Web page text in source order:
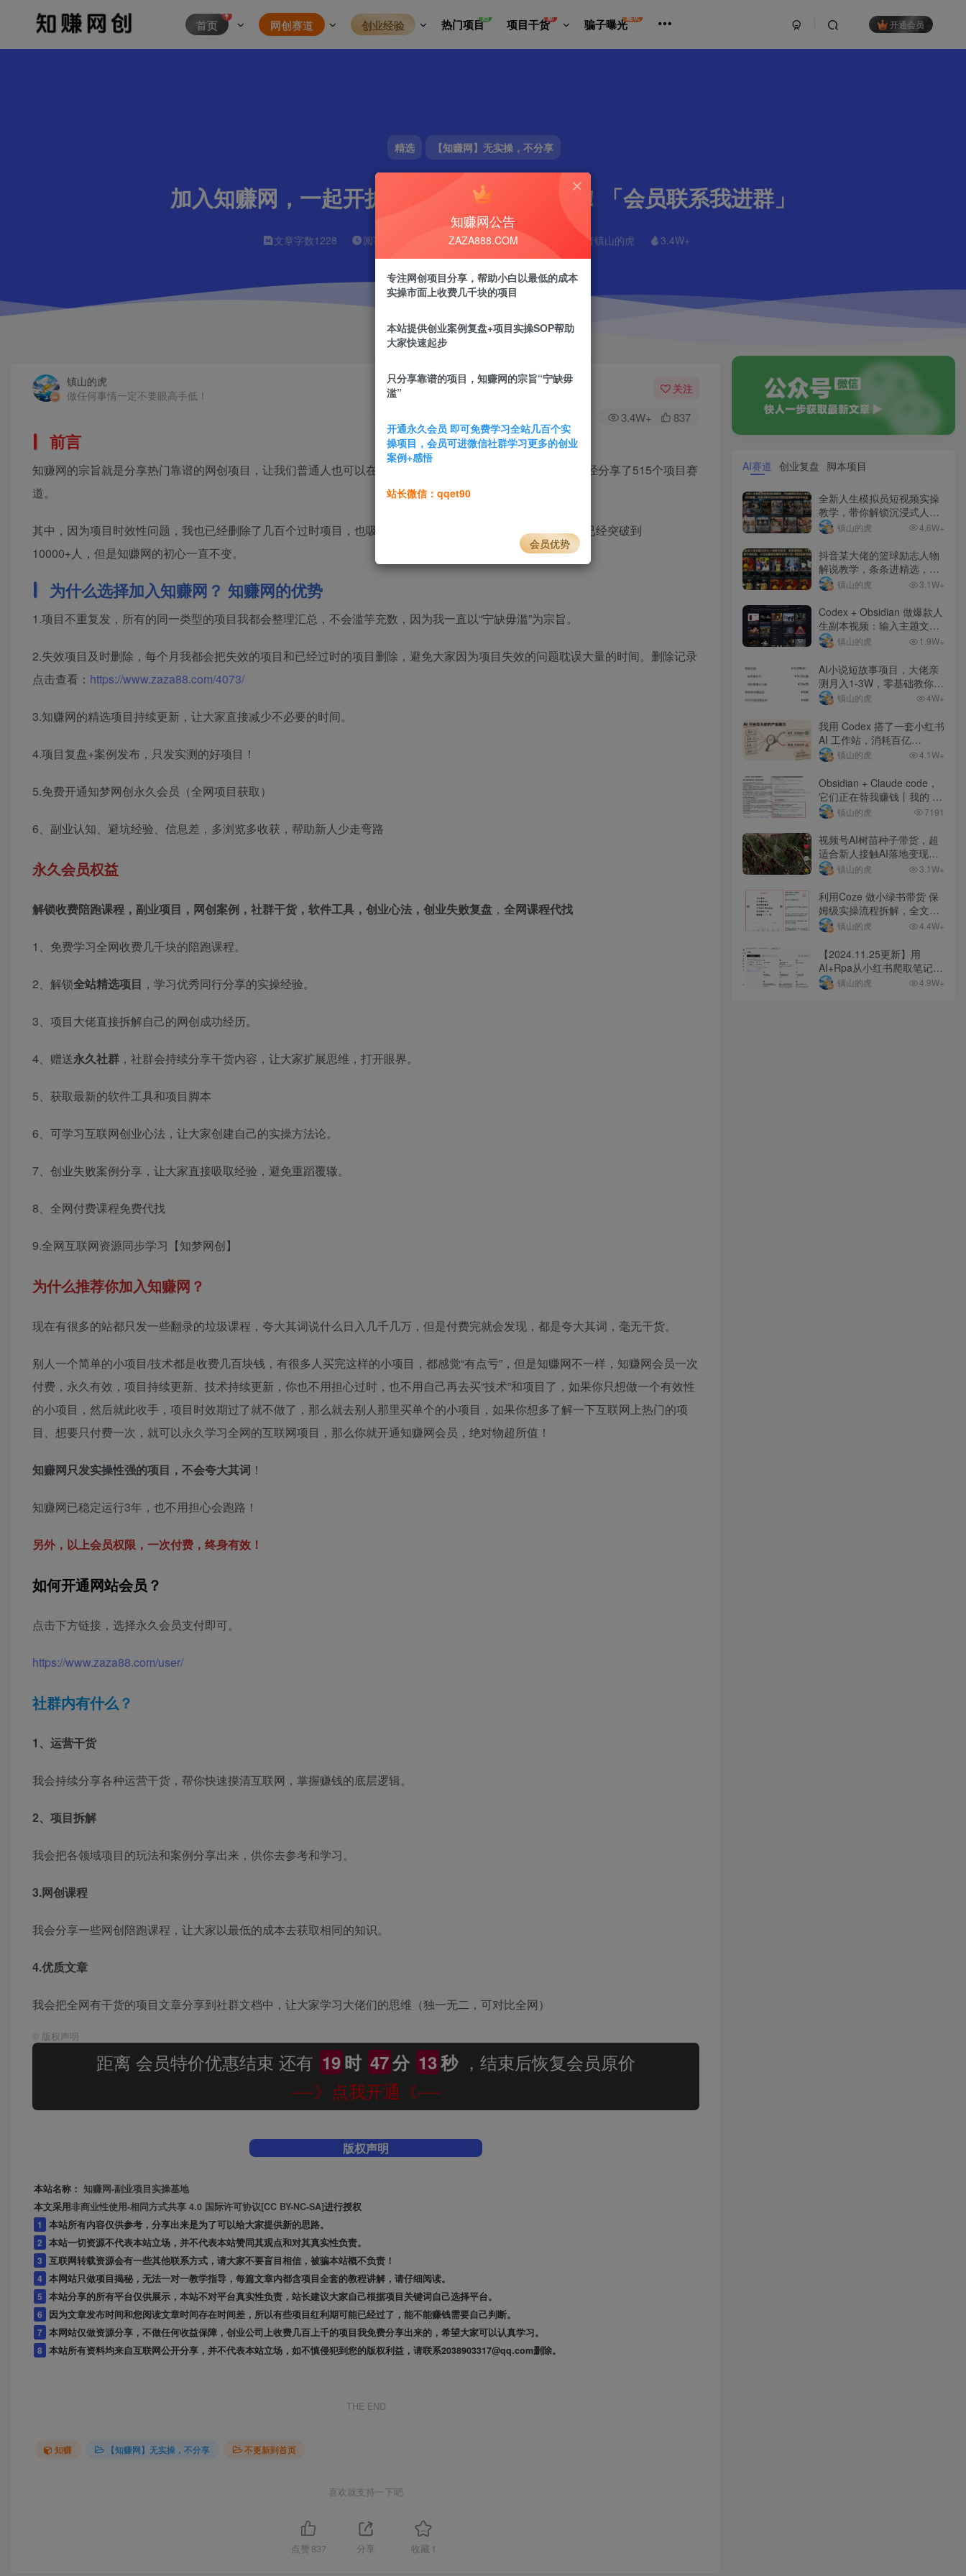
精选 【知赚网】无实操，不分享
加入知赚网，一起开扩思路，成为网创高手！「会员联系我进群」
文章字数1228 阅读耗时 更新时间2026-02-14 作者镇山的虎 3.4W+
首页 网创赛道 创业经验 热门项目热 项目干货新 骗子曝光避坑
开通会员
镇山的虎
做任何事情一定不要眼高手低！
关注
3.4W+ 837
前言
知赚网的宗旨就是分享热门靠谱的网创项目，让我们普通人也可以在网上掘金，截止到2025年5.23号知赚网已经分享了515个项目赛
道。
其中，因为项目时效性问题，我也已经删除了几百个过时项目，也吸引了很多同频的朋友，现如今知赚网成员已经突破到
10000+人，但是知赚网的初心一直不变。
为什么选择加入知赚网？ 知赚网的优势
1.项目不重复发，所有的同一类型的项目我都会整理汇总，不会滥竽充数，因为我一直以“宁缺毋滥”为宗旨。
2.失效项目及时删除，每个月我都会把失效的项目和已经过时的项目删除，避免大家因为项目失效的问题耽误大量的时间。删除记录
点击查看： https://www.zaza88.com/4073/
3.知赚网的精选项目持续更新，让大家直接减少不必要的时间。
4.项目复盘+案例发布，只发实测的好项目！
5.免费开通知梦网创永久会员（全网项目获取）
6、副业认知、避坑经验、信息差，多浏览多收获，帮助新人少走弯路
永久会员权益
解锁收费陪跑课程，副业项目，网创案例，社群干货，软件工具，创业心法，创业失败复盘 ， 全网课程代找
1、免费学习全网收费几千块的陪跑课程。
2、解锁全站精选项目 ，学习优秀同行分享的实操经验。
3、项目大佬直接拆解自己的网创成功经历。
4、赠送永久社群 ，社群会持续分享干货内容，让大家扩展思维，打开眼界。
5、获取最新的软件工具和项目脚本
6、可学习互联网创业心法，让大家创建自己的实操方法论。
7、创业失败案例分享，让大家直接吸取经验，避免重蹈覆辙。
8、全网付费课程免费代找
9.全网互联网资源同步学习【知梦网创】
为什么推荐你加入知赚网？
现在有很多的站都只发一些翻录的垃圾课程，夸大其词说什么日入几千几万，但是付费完就会发现，都是夸大其词，毫无干货。
别人一个简单的小项目/技术都是收费几百块钱，有很多人买完这样的小项目，都感觉“有点亏”，但是知赚网不一样，知赚网会员一次
付费，永久有效，项目持续更新、技术持续更新，你也不用担心过时，也不用自己再去买“技术”和项目了，如果你只想做一个有效性
的小项目，然后就此收手，项目时效期过了就不做了，那么就去别人那里买单个的小项目，如果你想多了解一下互联网上热门的项
目、想要只付费一次，就可以永久学习全网的互联网项目，那么你就开通知赚网会员，绝对物超所值！
知赚网只发实操性强的项目，不会夸大其词 ！
知赚网已稳定运行3年，也不用担心会跑路！
另外，以上会员权限，一次付费，终身有效！
如何开通网站会员？
点击下方链接，选择永久会员支付即可。
https://www.zaza88.com/user/
社群内有什么？
1、运营干货
我会持续分享各种运营干货，帮你快速摸清互联网，掌握赚钱的底层逻辑。
2、项目拆解
我会把各领域项目的玩法和案例分享出来，供你去参考和学习。
3.网创课程
我会分享一些网创陪跑课程，让大家以最低的成本去获取相同的知识。
4.优质文章
我会把全网有干货的项目文章分享到社群文档中，让大家学习大佬们的思维（独一无二，可对比全网）
© 版权声明
距离 会员特价优惠结束 还有 19时 47分 12秒，结束后恢复会员原价
----》点我开通《----
版权声明
本站名称： 知赚网-副业项目实操基地
本文采用非商业性使用-相同方式共享 4.0 国际许可协议[CC BY-NC-SA]进行授权
1
本站所有内容仅供参考，分享出来是为了可以给大家提供新的思路。
2 本站一切资源不代表本站立场，并不代表本站赞同其观点和对其真实性负责。
3 互联网转载资源会有一些其他联系方式，请大家不要盲目相信，被骗本站概不负责！
4 本网站只做项目揭秘，无法一对一教学指导，每篇文章内都含项目全套的教程讲解，请仔细阅读。
5 本站分享的所有平台仅供展示，本站不对平台真实性负责，站长建议大家自己根据项目关键词自己选择平台。
6
因为文章发布时间和您阅读文章时间存在时间差，所以有些项目红利期可能已经过了，能不能赚钱需要自己判断。
7 本网站仅做资源分享，不做任何收益保障，创业公司上收费几百上千的项目我免费分享出来的，希望大家可以认真学习。
8 本站所有资料均来自互联网公开分享，并不代表本站立场，如不慎侵犯到您的版权利益，请联系2038903317@qq.com删除。
THE END
知赚 【知赚网】无实操，不分享 不更新到首页
喜欢就支持一下吧
点赞 837 分享 收藏 1
AI赛道 创业复盘 脚本项目
全新人生模拟员短视频实操
教学，带你解锁沉浸式人生
副本创作赛道，解锁伙伴计
种收益
镇山的虎 4.6W+
抖音某大佬的篮球励志人物
解说教学，条条进精选，不
用出镜不用实拍，小白也能
家收益
镇山的虎 3.1W+
Codex + Obsidian 做爆款人
生副本视频：输入主题文
案，直通剪映草稿
镇山的虎 1.9W+
AI小说短故事项目，大佬亲
测月入1-3W，零基础教你用
AI批量产出优质短故事，实
现一稿多吃多渠道变现
镇山的虎 4W+
我用 Codex 搭了一套小红书
AI 工作站，消耗百亿
token，10 天变现 1w+
镇山的虎 4.1W+
Obsidian + Claude code，
它们正在替我赚钱丨我的 AI
知识库拆解
镇山的虎 7191
视频号AI树苗种子带货，超
适合新人接触AI落地变现项
目
镇山的虎 3.1W+
利用Coze 做小绿书带货 保
姆级实操流程拆解，全文
6000字+
镇山的虎 4.4W+
【2024.11.25更新】用
AI+Rpa从小红书爬取笔记，
支持公众号文章、小绿书一
键生成+自动配图+自动排版
镇山的虎 4.9W+
知赚网公告
ZAZA888.COM
专注网创项目分享，帮助小白以最低的成本
实操市面上收费几千块的项目
本站提供创业案例复盘+项目实操SOP帮助
大家快速起步
只分享靠谱的项目，知赚网的宗旨“宁缺毋
滥”
开通永久会员 即可免费学习全站几百个实
操项目，会员可进微信社群学习更多的创业
案例+感悟
站长微信：qqet90
会员优势